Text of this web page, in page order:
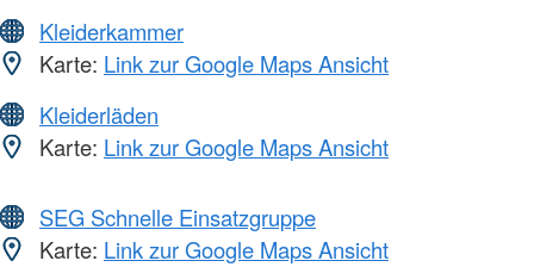
Kleiderkammer
Karte: Link zur Google Maps Ansicht
Kleiderläden
Karte: Link zur Google Maps Ansicht
SEG Schnelle Einsatzgruppe
Karte: Link zur Google Maps Ansicht